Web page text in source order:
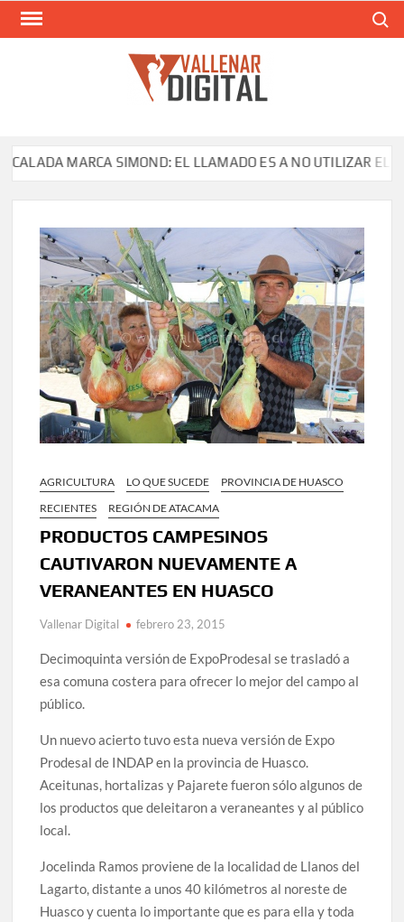
Saltar
MARCA SIMOND: EL LLAMADO ES A NO UTILIZAR EL
AGRICULTURA LO QUE SUCEDE
PROVINCIA DE HUASCO
RECIENTES
REGIÓN DE ATACAMA
PRODUCTOS CAMPESINOS
CAUTIVARON NUEVAMENTE A
VERANEANTES EN HUASCO
Vallenar Digital febrero 23, 2015
Decimoquinta versión de ExpoProdesal se trasladó a
esa comuna costera para ofrecer lo mejor del campo al
público.
Un nuevo acierto tuvo esta nueva versión de Expo
Prodesal de INDAP en la provincia de Huasco.
Aceitunas, hortalizas y Pajarete fueron sólo algunos de
los productos que deleitaron a veraneantes y al público
local.
Jocelinda Ramos proviene de la localidad de Llanos del
Lagarto, distante a unos 40 kilómetros al noreste de
Huasco y cuenta lo importante que es para ella y toda